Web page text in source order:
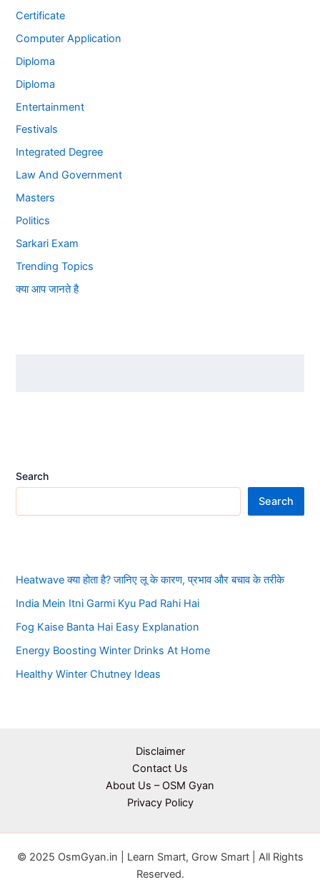
Certificate
Computer Application
Diploma
Diploma
Entertainment
Festivals
Integrated Degree
Law And Government
Masters
Politics
Sarkari Exam
Trending Topics
क्या आप जानते है
Search
Search
Heatwave क्या होता है? जानिए लू के कारण, प्रभाव और बचाव के तरीके
India Mein Itni Garmi Kyu Pad Rahi Hai
Fog Kaise Banta Hai Easy Explanation
Energy Boosting Winter Drinks At Home
Healthy Winter Chutney Ideas
Disclaimer
Contact Us
About Us – OSM Gyan
Privacy Policy
© 2025 OsmGyan.in | Learn Smart, Grow Smart | All Rights
Reserved.